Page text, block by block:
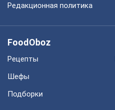
Редакционная политика
FoodOboz
Рецепты
Шефы
Подборки